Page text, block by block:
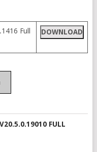
Full
DOWNLOAD
FULL